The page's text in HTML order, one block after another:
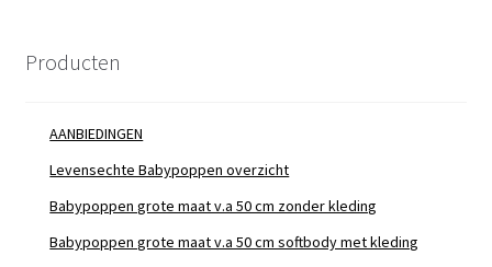
Producten
AANBIEDINGEN
Levensechte Babypoppen overzicht
Babypoppen grote maat v.a 50 cm zonder kleding
Babypoppen grote maat v.a 50 cm softbody met kleding